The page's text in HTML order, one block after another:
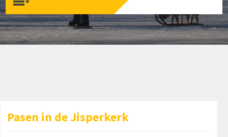
Pasen in de Jisperkerk